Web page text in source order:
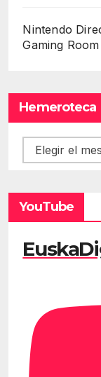
Nintendo
Gaming
Hemeroteca
Hemeroteca
YouTube